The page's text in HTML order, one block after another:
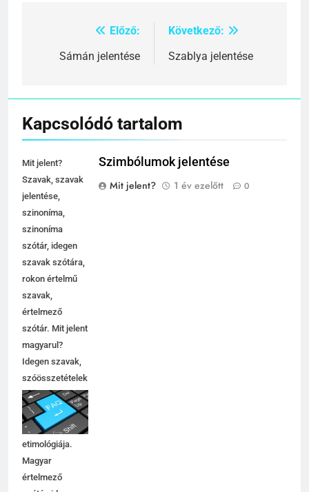
Bejegyzés
navigáció
Előző:
Sámán jelentése
Következő:
Szablya jelentése
Kapcsolódó tartalom
Mit jelent?
Szavak, szavak
jelentése,
szinoníma,
szinoníma
szótár, idegen
szavak szótára,
rokon értelmű
szavak,
értelmező
szótár. Mit jelent
magyarul?
Idegen szavak,
szóösszetételek
jelentése,
magyarázata,
használata,
etimológiája.
Magyar
értelmező
Szimbólumok jelentése
Mit jelent?
1 év ezelőtt 0